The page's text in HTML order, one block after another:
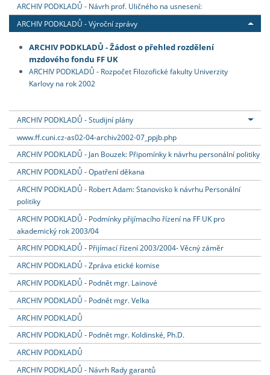
ARCHIV PODKLADŮ - Návrh prof. Uličného na usnesení:
ARCHIV PODKLADŮ - Výroční zprávy
ARCHIV PODKLADŮ - Žádost o přehled rozdělení
mzdového fondu FF UK
ARCHIV PODKLADŮ - Rozpočet Filozofické fakulty Univerzity
Karlovy na rok 2002
ARCHIV PODKLADŮ - Studijní plány
www.ff.cuni.cz-as02-04-archiv2002-07_ppjb.php
ARCHIV PODKLADŮ - Jan Bouzek: Připomínky k návrhu personální politiky
ARCHIV PODKLADŮ - Opatření děkana
ARCHIV PODKLADŮ - Robert Adam: Stanovisko k návrhu Personální
politiky
ARCHIV PODKLADŮ - Podmínky přijímacího řízení na FF UK pro
akademický rok 2003/04
ARCHIV PODKLADŮ - Přijímací řízení 2003/2004- Věcný záměr
ARCHIV PODKLADŮ - Zpráva etické komise
ARCHIV PODKLADŮ - Podnět mgr. Lainové
ARCHIV PODKLADŮ - Podnět mgr. Velka
ARCHIV PODKLADŮ
ARCHIV PODKLADŮ - Podnět mgr. Koldinské, Ph.D.
ARCHIV PODKLADŮ
ARCHIV PODKLADŮ - Návrh Rady garantů